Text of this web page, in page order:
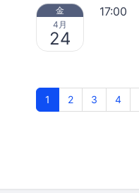
金
4月
24
17:00
1 2 3 4